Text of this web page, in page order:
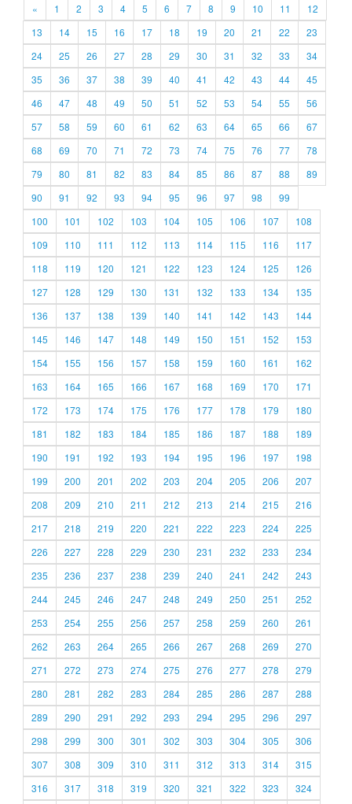
« 1 2 3 4 5 6 7 8 9 10 11
12
13
14 15 16 17 18 19 20 21 22
23
24
25 26 27 28 29 30 31 32 33
34
35
36 37 38 39 40 41 42 43 44
45
46
47 48 49 50 51 52 53 54 55
56
57
58 59 60 61 62 63 64 65 66
67
68
69 70 71 72 73 74 75 76 77
78
79
80 81 82 83 84 85 86 87 88
89
90
91 92 93 94 95 96 97 98
99
100
101 102 103 104 105 106 107
108
109
110 111 112 113 114 115 116
117
118
119 120 121 122 123 124 125
126
127
128 129 130 131 132 133 134
135
136
137 138 139 140 141 142 143
144
145
146 147 148 149 150 151 152
153
154
155 156 157 158 159 160 161
162
163
164 165 166 167 168 169 170
171
172
173 174 175 176 177 178 179
180
181
182 183 184 185 186 187 188
189
190
191 192 193 194 195 196 197
198
199
200 201 202 203 204 205 206
207
208
209 210 211 212 213 214 215
216
217
218 219 220 221 222 223 224
225
226
227 228 229 230 231 232 233
234
235
236 237 238 239 240 241 242
243
244
245 246 247 248 249 250 251
252
253
254 255 256 257 258 259 260
261
262
263 264 265 266 267 268 269
270
271
272 273 274 275 276 277 278
279
280
281 282 283 284 285 286 287
288
289
290 291 292 293 294 295 296
297
298
299 300 301 302 303 304 305
306
307
308 309 310 311 312 313 314
315
316
317 318 319 320 321 322 323 324